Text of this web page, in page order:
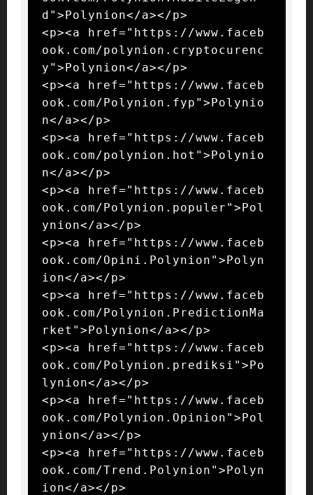
d">Polynion</a></p>
<p><a href="https://www.faceb
ook.com/polynion.cryptocurenc
y">Polynion</a></p>
<p><a href="https://www.faceb
ook.com/Polynion.fyp">Polynio
n</a></p>
<p><a href="https://www.faceb
ook.com/polynion.hot">Polynio
n</a></p>
<p><a href="https://www.faceb
ook.com/Polynion.populer">Pol
ynion</a></p>
<p><a href="https://www.faceb
ook.com/Opini.Polynion">Polyn
ion</a></p>
<p><a href="https://www.faceb
ook.com/Polynion.PredictionMa
rket">Polynion</a></p>
<p><a href="https://www.faceb
ook.com/Polynion.prediksi">Po
lynion</a></p>
<p><a href="https://www.faceb
ook.com/Polynion.Opinion">Pol
ynion</a></p>
<p><a href="https://www.faceb
ook.com/Trend.Polynion">Polyn
ion</a></p>